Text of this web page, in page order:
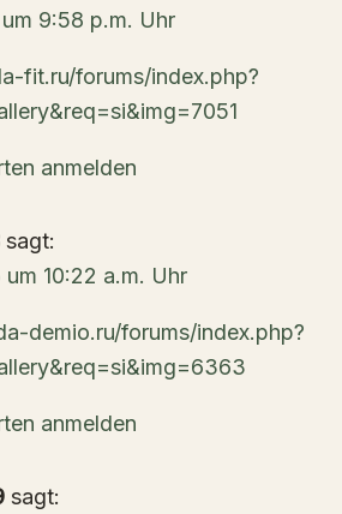
9:58 p.m. Uhr
fit.ru/forums/index.php?
anmelden
sagt:
10:22 a.m. Uhr
demio.ru/forums/index.php?
anmelden
sagt: